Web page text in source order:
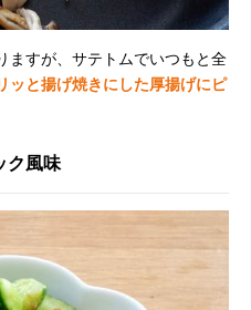
ますが、サテトムでいつもと全
ッと揚げ焼きにした厚揚げにピ
ク風味